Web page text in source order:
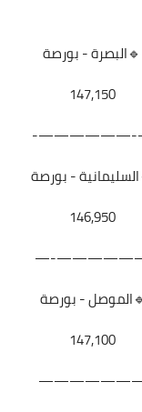
🔹البصرة - بورصة
147,150
—-
- بورصة
146,950
——————-
- بورصة
147,100